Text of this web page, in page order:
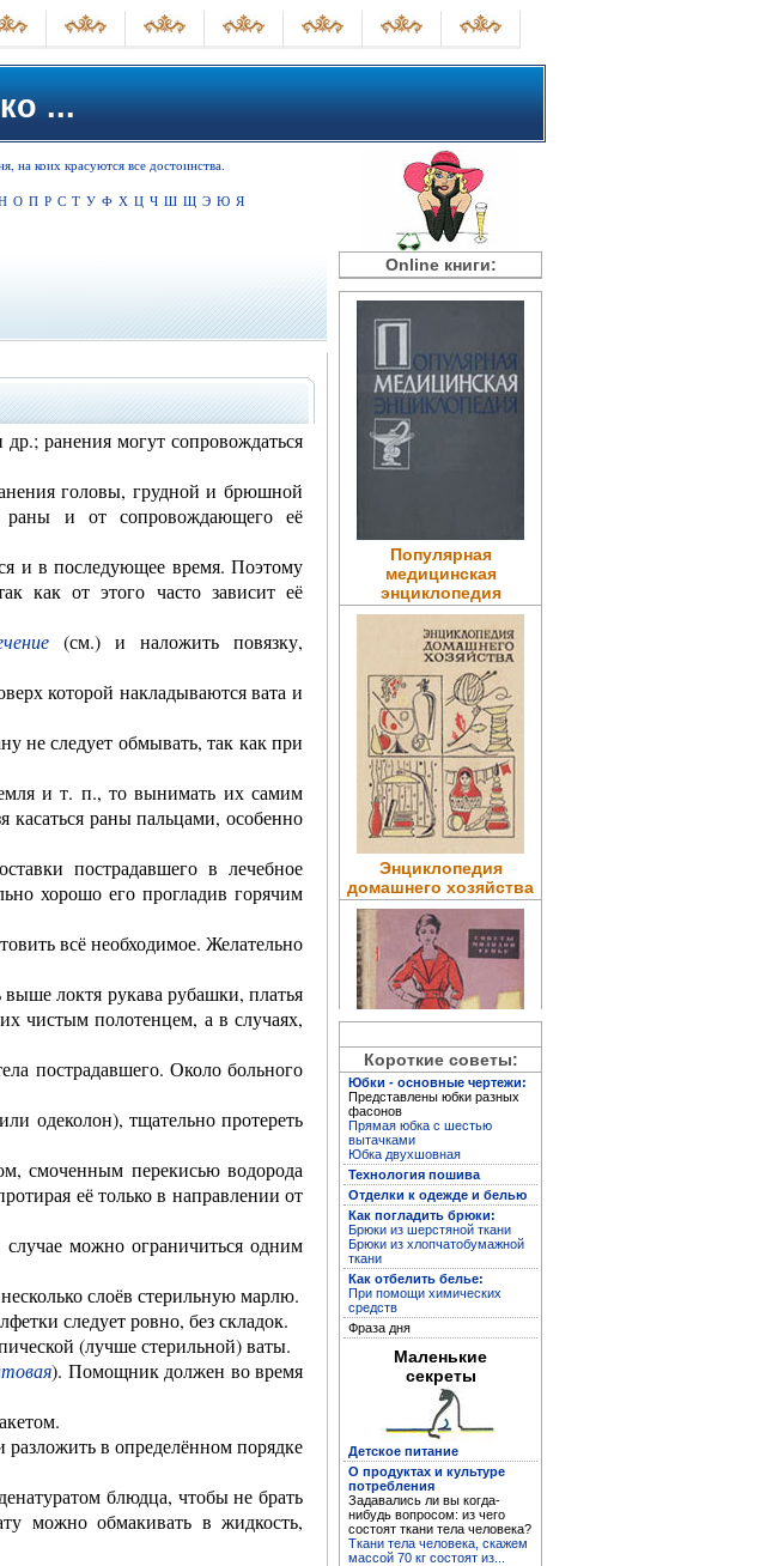
...
на коих красуются все достоинства.
О П Р С Т У Ф Х Ц Ч Ш Щ Э Ю Я
ранения могут сопровождаться
головы, грудной и брюшной
раны и от сопровождающего её
и в последующее время. Поэтому
как от этого часто зависит её
(см.) и наложить повязку,
которой накладываются вата и
не следует обмывать, так как при
и т. п., то вынимать их самим
касаться раны пальцами, особенно
пострадавшего в лечебное
хорошо его прогладив горячим
всё необходимое. Желательно
локтя рукава рубашки, платья
чистым полотенцем, а в случаях,
пострадавшего. Около больного
одеколон), тщательно протереть
смоченным перекисью водорода
её только в направлении от
можно ограничиться одним
слоёв стерильную марлю.
следует ровно, без складок.
(лучше стерильной) ваты.
). Помощник должен во время
в определённом порядке
блюдца, чтобы не брать
можно обмакивать в жидкость,
Online книги:
Популярная
медицинская
энциклопедия
Энциклопедия
домашнего хозяйства
Кройка и пошив дома
Устранение дефектов
одежды
Короткие советы:
Юбки - основные чертежи:
Представлены юбки разных
фасонов
Прямая юбка с шестью
вытачками
Юбка двухшовная
Технология пошива
Отделки к одежде и белью
Как погладить брюки:
Брюки из шерстяной ткани
Брюки из хлопчатобумажной
ткани
Как отбелить белье:
При помощи химических
средств
Фраза дня
Маленькие
секреты
Детское питание
О продуктах и культуре
потребления
Задавались ли вы когда-
нибудь вопросом: из чего
состоят ткани тела человека?
Ткани тела человека, скажем
массой 70 кг состоят из...